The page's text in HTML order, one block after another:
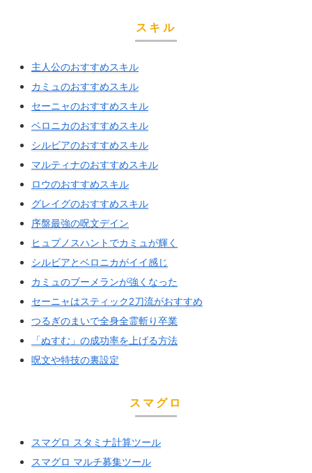
スキル
主人公のおすすめスキル
カミュのおすすめスキル
セーニャのおすすめスキル
ベロニカのおすすめスキル
シルビアのおすすめスキル
マルティナのおすすめスキル
ロウのおすすめスキル
グレイグのおすすめスキル
序盤最強の呪文デイン
ヒュプノスハントでカミュが輝く
シルビアとベロニカがイイ感じ
カミュのブーメランが強くなった
セーニャはスティック2刀流がおすすめ
つるぎのまいで全身全霊斬り卒業
「ぬすむ」の成功率を上げる方法
呪文や特技の裏設定
スマグロ
スマグロ スタミナ計算ツール
スマグロ マルチ募集ツール